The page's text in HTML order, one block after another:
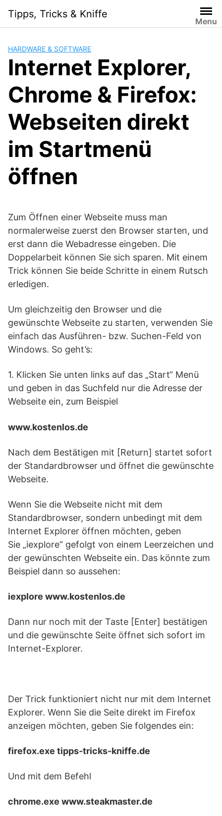
content
Tipps, Tricks & Kniffe
Menu
HARDWARE & SOFTWARE
Internet Explorer,
Chrome & Firefox:
Webseiten direkt
im Startmenü
öffnen
Zum Öffnen einer Webseite muss man
normalerweise zuerst den Browser starten, und
erst dann die Webadresse eingeben. Die
Doppelarbeit können Sie sich sparen. Mit einem
Trick können Sie beide Schritte in einem Rutsch
erledigen.
Um gleichzeitig den Browser und die
gewünschte Webseite zu starten, verwenden Sie
einfach das Ausführen- bzw. Suchen-Feld von
Windows. So geht’s:
1. Klicken Sie unten links auf das „Start“ Menü
und geben in das Suchfeld nur die Adresse der
Webseite ein, zum Beispiel
www.kostenlos.de
Nach dem Bestätigen mit [Return] startet sofort
der Standardbrowser und öffnet die gewünschte
Webseite.
Wenn Sie die Webseite nicht mit dem
Standardbrowser, sondern unbedingt mit dem
Internet Explorer öffnen möchten, geben
Sie „iexplore“ gefolgt von einem Leerzeichen und
der gewünschten Webseite ein. Das könnte zum
Beispiel dann so aussehen:
iexplore www.kostenlos.de
Dann nur noch mit der Taste [Enter] bestätigen
und die gewünschte Seite öffnet sich sofort im
Internet-Explorer.
Der Trick funktioniert nicht nur mit dem Internet
Explorer. Wenn Sie die Seite direkt im Firefox
anzeigen möchten, geben Sie folgendes ein:
firefox.exe tipps-tricks-kniffe.de
Und mit dem Befehl
chrome.exe www.steakmaster.de